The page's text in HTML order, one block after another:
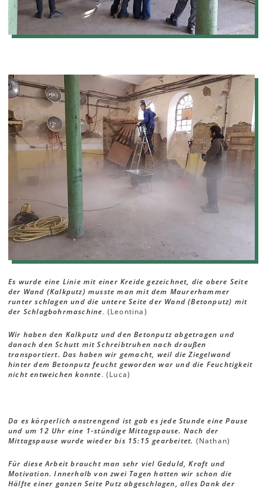
Es wurde eine Linie mit einer Kreide gezeichnet, die obere Seite
der Wand (Kalkputz) musste man mit dem Maurerhammer
runter schlagen und die untere Seite der Wand (Betonputz) mit
der Schlagbohrmaschine. (Leontina)
Wir haben den Kalkputz und den Betonputz abgetragen und
danach den Schutt mit Schreibtruhen nach draußen
transportiert. Das haben wir gemacht, weil die Ziegelwand
hinter dem Betonputz feucht geworden war und die Feuchtigkeit
nicht entweichen konnte. (Luca)
Da es körperlich anstrengend ist gab es jede Stunde eine Pause
und um 12 Uhr eine 1-stündige Mittagspause. Nach der
Mittagspause wurde wieder bis 15:15 gearbeitet. (Nathan)
Für diese Arbeit braucht man sehr viel Geduld, Kraft und
Motivation. Innerhalb von zwei Tagen hatten wir schon die
Hälfte einer ganzen Seite Putz abgeschlagen, alles Dank der